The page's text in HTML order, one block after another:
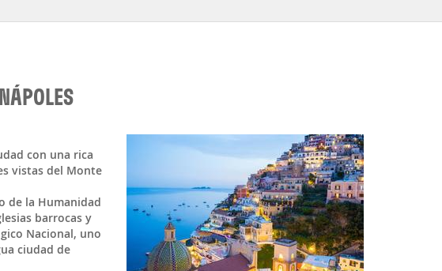
con una rica
vistas del Monte
de la Humanidad
barrocas y
Nacional, uno
ciudad de